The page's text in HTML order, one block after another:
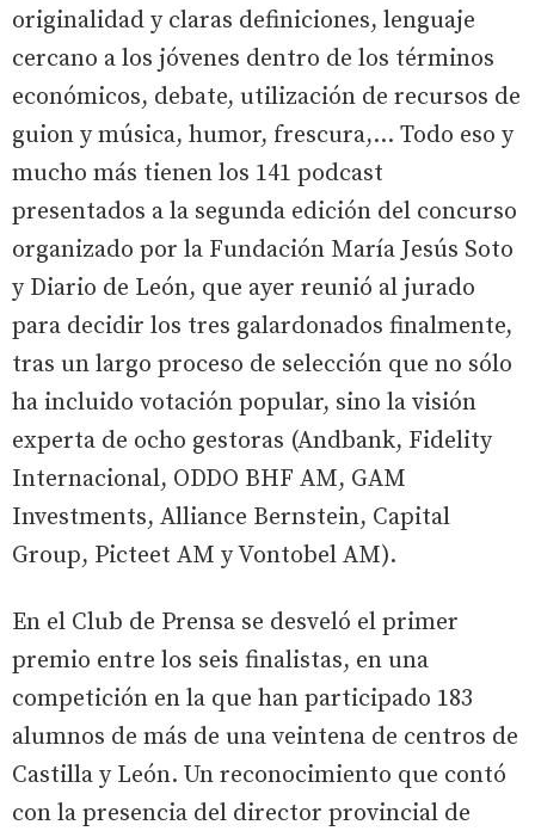
originalidad y claras definiciones, lenguaje
cercano a los jóvenes dentro de los términos
económicos, debate, utilización de recursos de
guion y música, humor, frescura,... Todo eso y
mucho más tienen los 141 podcast
presentados a la segunda edición del concurso
organizado por la Fundación María Jesús Soto
y Diario de León, que ayer reunió al jurado
para decidir los tres galardonados finalmente,
tras un largo proceso de selección que no sólo
ha incluido votación popular, sino la visión
experta de ocho gestoras (Andbank, Fidelity
Internacional, ODDO BHF AM, GAM
Investments, Alliance Bernstein, Capital
Group, Picteet AM y Vontobel AM).
En el Club de Prensa se desveló el primer
premio entre los seis finalistas, en una
competición en la que han participado 183
alumnos de más de una veintena de centros de
Castilla y León. Un reconocimiento que contó
con la presencia del director provincial de